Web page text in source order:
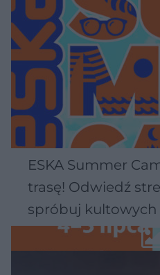
ESKA Summer
trasę! Odwiedź
spróbuj kultowych
Wawelu